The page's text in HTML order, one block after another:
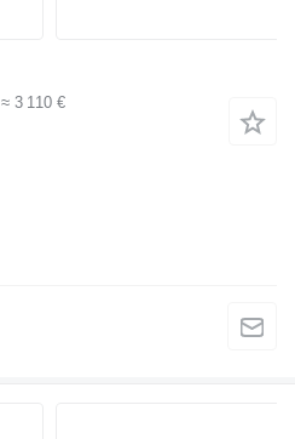
≈ 3 110 €